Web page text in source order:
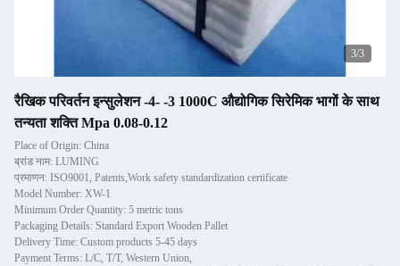
1/3
रैखिक परिवर्तन इन्सुलेशन -4- -3 1000C औद्योगिक सिरेमिक भागों के साथ
तन्यता शक्ति Mpa 0.08-0.12
Place of Origin: China
ब्रांड नाम: LUMING
प्रमाणन: ISO9001, Patents,Work safety standardization certificate
Model Number: XW-1
Minimum Order Quantity: 5 metric tons
Packaging Details: Standard Export Wooden Pallet
Delivery Time: Custom products 5-45 days
Payment Terms: L/C, T/T, Western Union,